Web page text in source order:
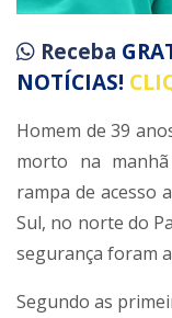
Receba
NOTÍCIAS!
Homem de 39
morto na
rampa de acesso
Sul, no norte do
segurança foram
Segundo as